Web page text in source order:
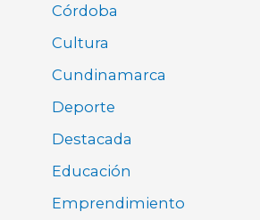
Córdoba
Cultura
Cundinamarca
Deporte
Destacada
Educación
Emprendimiento